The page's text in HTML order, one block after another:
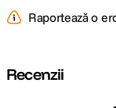
Obiectiv Fix /
Zoom
Raportează o
Recenzii